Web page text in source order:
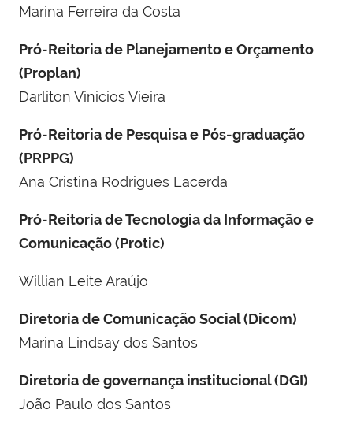
Marina Ferreira da Costa
Pró-Reitoria de Planejamento e Orçamento
(Proplan)
Darliton Vinicios Vieira
Pró-Reitoria de Pesquisa e Pós-graduação
(PRPPG)
Ana Cristina Rodrigues Lacerda
Pró-Reitoria de Tecnologia da Informação e
Comunicação (Protic)
Willian Leite Araújo
Diretoria de Comunicação Social (Dicom)
Marina Lindsay dos Santos
Diretoria de governança institucional (DGI)
João Paulo dos Santos